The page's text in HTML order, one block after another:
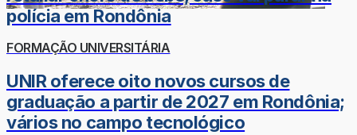
polícia em Rondônia
FORMAÇÃO UNIVERSITÁRIA
UNIR oferece oito novos cursos de
graduação a partir de 2027 em Rondônia;
vários no campo tecnológico